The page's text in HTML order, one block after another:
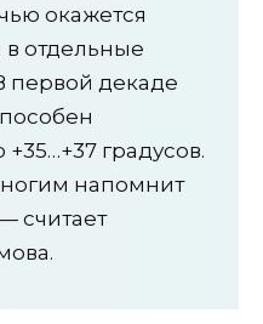
окажется
отдельные
первой декаде
градусов.
напомнит
считает